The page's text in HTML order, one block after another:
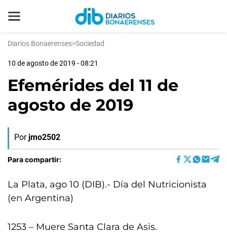
Diarios Bonaerenses>Sociedad
10 de agosto de 2019 - 08:21
Efemérides del 11 de
agosto de 2019
Por jmo2502
Para compartir:
La Plata, ago 10 (DIB).- Día del Nutricionista
(en Argentina)
1253 – Muere Santa Clara de Asis.